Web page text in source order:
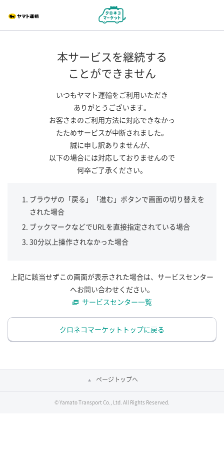
本サービスを継続する
ことができません
いつもヤマト運輸をご利用いただき
ありがとうございます。
お客さまのご利用方法に対応できなかっ
たためサービスが中断されました。
誠に申し訳ありませんが、
以下の場合には対応しておりませんので
何卒ご了承ください。
ブラウザの「戻る」「進む」ボタンで画面の切り替えを
された場合
ブックマークなどでURLを直接指定されている場合
30分以上操作されなかった場合
上記に該当せずこの画面が表示された場合は、サービスセンター
へお問い合わせください。
サービスセンター一覧
クロネコマーケットトップに戻る
ページトップへ
© Yamato Transport Co., Ltd. All Rights Reserved.